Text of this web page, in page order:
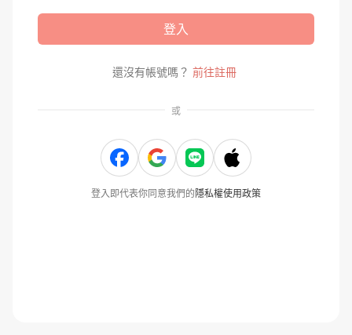
登入
還沒有帳號嗎？ 前往註冊
或
登入即代表你同意我們的隱私權使用政策